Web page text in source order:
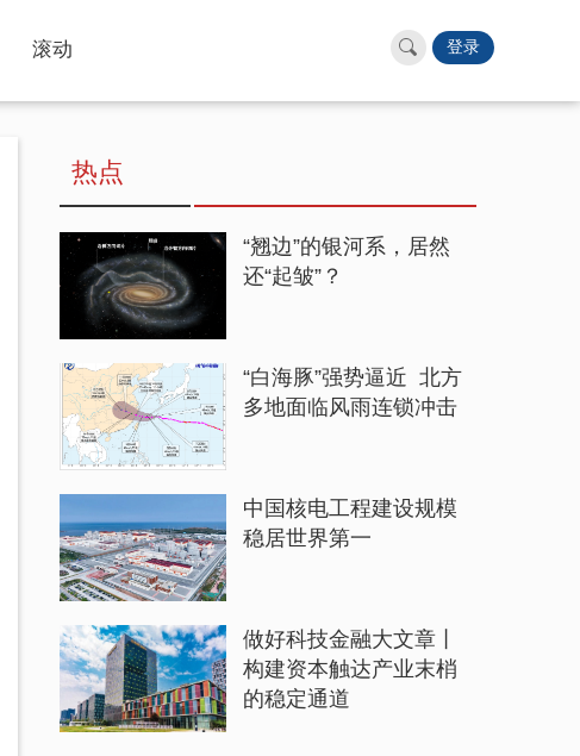
滚动 登录
热点
“翘边”的银河系，居然
还“起皱”？
“白海豚”强势逼近 北方
多地面临风雨连锁冲击
中国核电工程建设规模
稳居世界第一
做好科技金融大文章丨
构建资本触达产业末梢
的稳定通道